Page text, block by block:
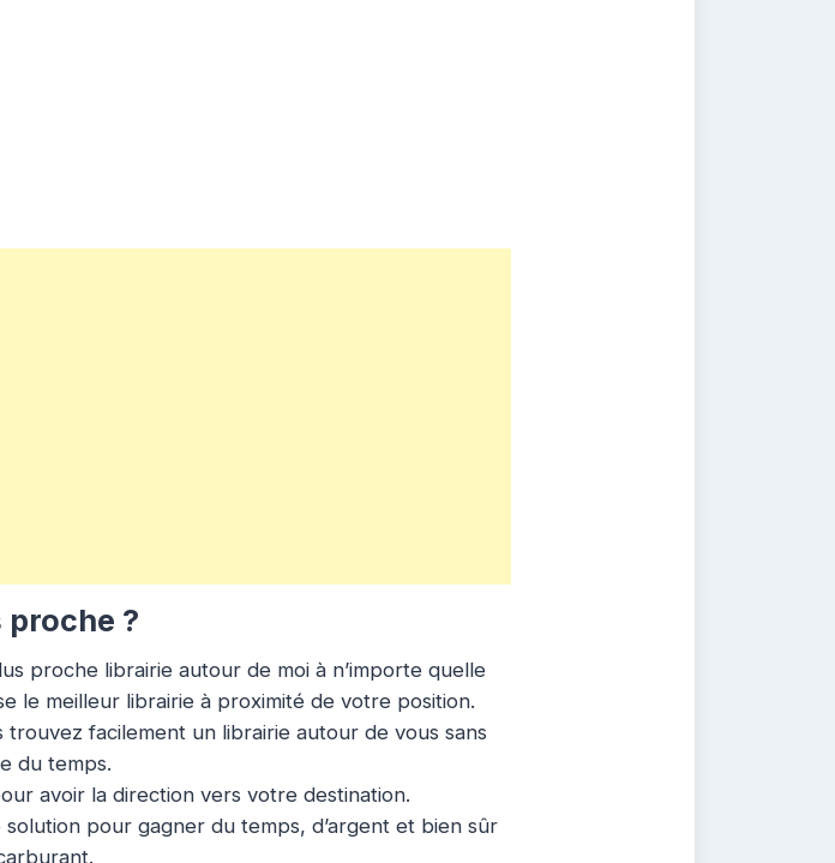
?
proche librairie autour de moi à n’importe quelle
le meilleur librairie à proximité de votre position.
trouvez facilement un librairie autour de vous sans
du temps.
avoir la direction vers votre destination.
pour gagner du temps, d’argent et bien sûr